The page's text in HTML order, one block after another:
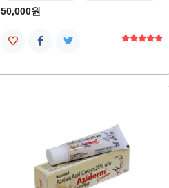
50,000원